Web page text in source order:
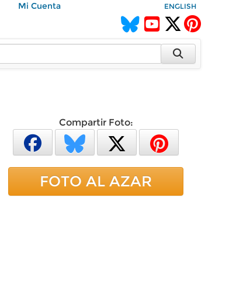
Mi Cuenta ENGLISH
Compartir Foto:
FOTO AL AZAR